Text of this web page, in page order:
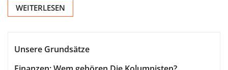
WEITERLESEN
Unsere Grundsätze